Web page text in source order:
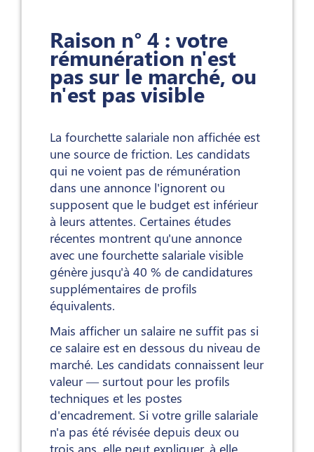
Raison n° 4 : votre
rémunération n'est
pas sur le marché, ou
n'est pas visible
La fourchette salariale non affichée est
une source de friction. Les candidats
qui ne voient pas de rémunération
dans une annonce l'ignorent ou
supposent que le budget est inférieur
à leurs attentes. Certaines études
récentes montrent qu'une annonce
avec une fourchette salariale visible
génère jusqu'à 40 % de candidatures
supplémentaires de profils
équivalents.
Mais afficher un salaire ne suffit pas si
ce salaire est en dessous du niveau de
marché. Les candidats connaissent leur
valeur — surtout pour les profils
techniques et les postes
d'encadrement. Si votre grille salariale
n'a pas été révisée depuis deux ou
trois ans, elle peut expliquer, à elle